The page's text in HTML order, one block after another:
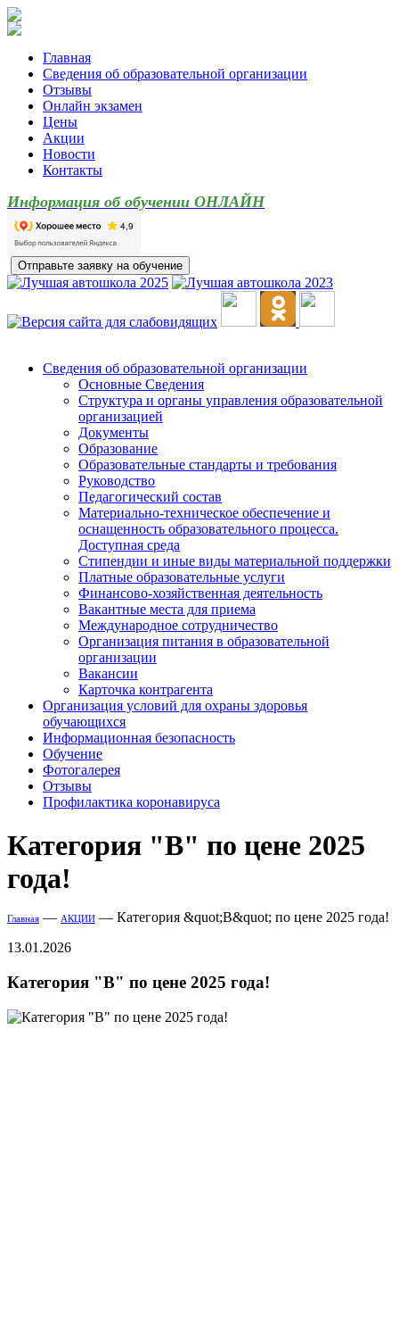
Главная
Сведения об образовательной организации
Отзывы
Онлайн экзамен
Цены
Акции
Новости
Контакты
Информация об обучении ОНЛАЙН
Сведения об образовательной организации
Основные Сведения
Структура и органы управления образовательной
организацией
Документы
Образование
Образовательные стандарты и требования
Руководство
Педагогический состав
Материально-техническое обеспечение и
оснащенность образовательного процесса.
Доступная среда
Стипендии и иные виды материальной поддержки
Платные образовательные услуги
Финансово-хозяйственная деятельность
Вакантные места для приема
Международное сотрудничество
Организация питания в образовательной
организации
Вакансии
Карточка контрагента
Организация условий для охраны здоровья
обучающихся
Информационная безопасность
Обучение
Фотогалерея
Отзывы
Профилактика коронавируса
Категория "В" по цене 2025
года!
Главная — АКЦИИ — Категория &quot;В&quot; по цене 2025 года!
13.01.2026
Категория "В" по цене 2025 года!